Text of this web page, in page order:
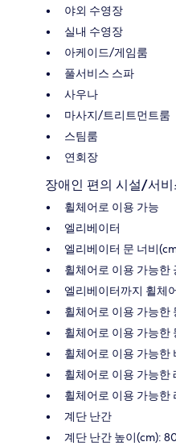
야외 수영장
실내 수영장
아케이드/게임룸
풀서비스 스파
사우나
마사지/트리트먼트룸
스팀룸
연회장
장애인 편의 시설/서비
휠체어로 이용 가능
엘리베이터
엘리베이터 문 너비
휠체어로 이용 가능한
엘리베이터까지 휠체
휠체어로 이용 가능한
휠체어로 이용 가능한
휠체어로 이용 가능한
휠체어로 이용 가능한
휠체어로 이용 가능한
계단 난간
계단 난간 높이(cm):